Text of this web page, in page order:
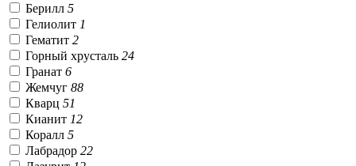
Берилл 5
Гелиолит 1
Гематит 2
Горный хрусталь 24
Гранат 6
Жемчуг 88
Кварц 51
Кианит 12
Коралл 5
Лабрадор 22